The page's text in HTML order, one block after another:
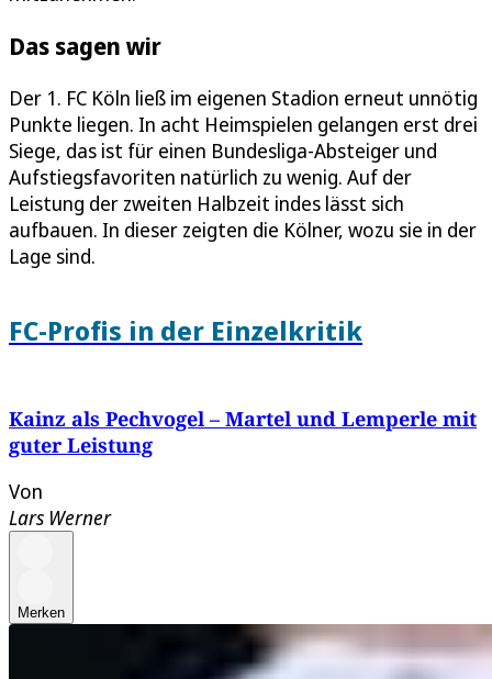
Das sagen wir
Der 1. FC Köln ließ im eigenen Stadion erneut unnötig
Punkte liegen. In acht Heimspielen gelangen erst drei
Siege, das ist für einen Bundesliga-Absteiger und
Aufstiegsfavoriten natürlich zu wenig. Auf der
Leistung der zweiten Halbzeit indes lässt sich
aufbauen. In dieser zeigten die Kölner, wozu sie in der
Lage sind.
FC-Profis in der Einzelkritik
Kainz als Pechvogel – Martel und Lemperle mit
guter Leistung
Von
Lars Werner
Merken